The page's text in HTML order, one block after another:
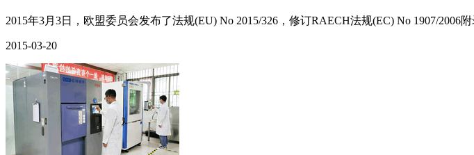
2015年3月3日，欧盟委员会发布了法规(EU) No 2015/326，修订RAECH法规(EC) No 1907/
2015-03-20